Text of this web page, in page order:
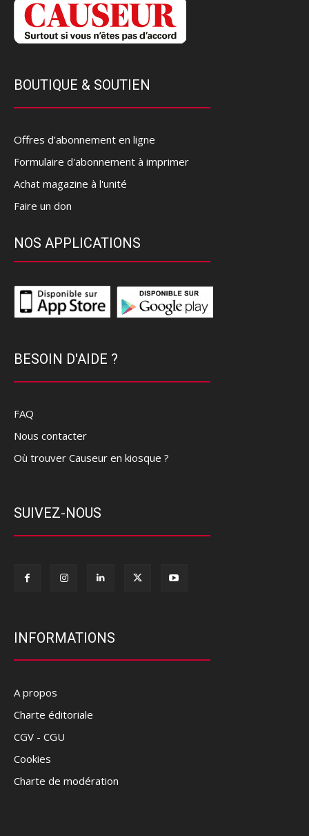
BOUTIQUE & SOUTIEN
Offres d’abonnement en ligne
Formulaire d'abonnement à imprimer
Achat magazine à l'unité
Faire un don
NOS APPLICATIONS
BESOIN D'AIDE ?
FAQ
Nous contacter
Où trouver Causeur en kiosque ?
SUIVEZ-NOUS
INFORMATIONS
A propos
Charte éditoriale
CGV - CGU
Cookies
Charte de modération